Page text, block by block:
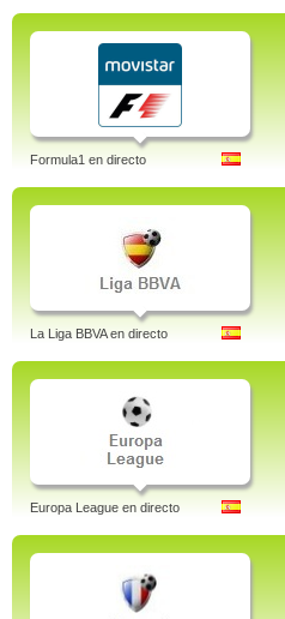
Formula1 en directo
La Liga BBVA en directo
Europa League en directo